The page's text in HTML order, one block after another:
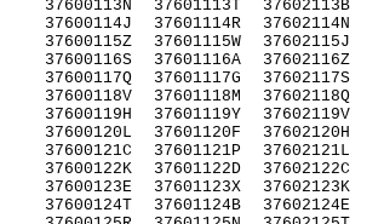
37600113N
37600114J
37600115Z
37600116S
37600117Q
37600118V
37600119H
37600120L
37600121C
37600122K
37600123E
37600124T
37601113T
37601114R
37601115W
37601116A
37601117G
37601118M
37601119Y
37601120F
37601121P
37601122D
37601123X
37601124B
37602113B
37602114N
37602115J
37602116Z
37602117S
37602118Q
37602119V
37602120H
37602121L
37602122C
37602123K
37602124E